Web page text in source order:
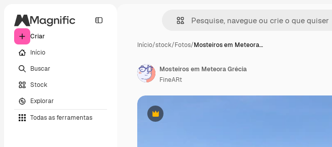
Criar
Início
Buscar
Stock
Explorar
Todas as ferramentas
Início/stock/Fotos/Mosteiros em Meteora…
Premium
Mosteiros em Meteora Grécia
FineARt